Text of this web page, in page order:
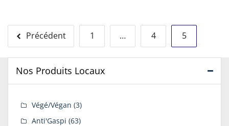
Navigation
des
articles
Précédent 1 … 4 5
Nos Produits Locaux
Végé/Végan (3)
Anti'Gaspi (63)